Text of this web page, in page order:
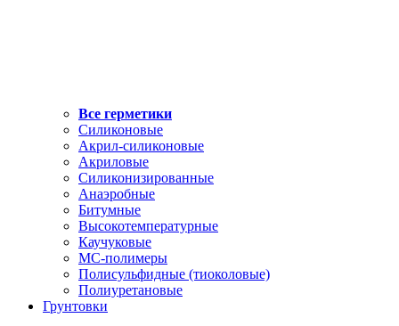
Все герметики
Силиконовые
Акрил-силиконовые
Акриловые
Силиконизированные
Анаэробные
Битумные
Высокотемпературные
Каучуковые
МС-полимеры
Полисульфидные (тиоколовые)
Полиуретановые
Грунтовки